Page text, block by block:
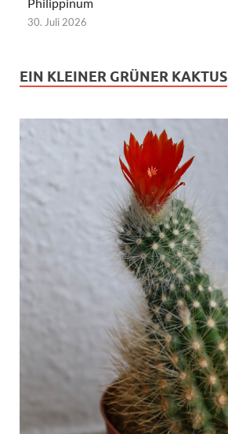
30. Juli 2026
EIN KLEINER GRÜNER KAKTUS